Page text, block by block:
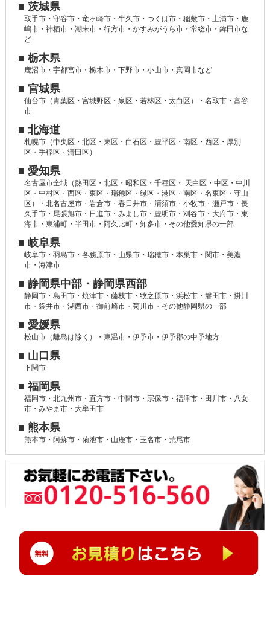
■ 茨城県
取手市・守谷市・竜ヶ崎市・牛久市・つくば市・稲敷市・土浦市・鹿
嶋市・神栖市・潮来市・行方市・かすみがうら市・常総市・鉾田市な
ど
■ 栃木県
鹿沼市・宇都宮市・栃木市・下野市・小山市・真岡市など
■ 宮城県
仙台市（青葉区・宮城野区・泉区・若林区・太白区）・名取市・富谷
市
■ 北海道
札幌市（中央区・北区・東区・白石区・豊平区・南区・西区・厚別
区・手稲区・清田区）
■ 愛知県
名古屋市全域（熱田区・北区・昭和区・千種区・ 天白区・中区・中川
区・中村区・西区・東区・瑞穂区・緑区・港区・南区・名東区・守山
区）・北名古屋市・岩倉市・春日井市・清須市・小牧市・瀬戸市・長
久手市・尾張旭市・日進市・みよし市・豊明市・刈谷市・大府市・東
海市・東浦町・半田市・阿久比町・知多市・その他愛知県の一部
■ 岐阜県
岐阜市・羽島市・各務原市・山県市・瑞穂市・本巣市・関市・美濃
市・海津市
■ 静岡県中部・静岡県西部
静岡市・島田市・焼津市・藤枝市・牧之原市・浜松市・磐田市・掛川
市・袋井市・湖西市・御前崎市・菊川市・その他静岡県の一部
■ 愛媛県
松山市（離島は除く）・東温市・伊予市・伊予郡の中予地方
■ 山口県
下関市
■ 福岡県
福岡市・北九州市・直方市・中間市・宗像市・福津市・田川市・八女
市・みやま市・大牟田市
■ 熊本県
熊本市・阿蘇市・菊池市・山鹿市・玉名市・荒尾市